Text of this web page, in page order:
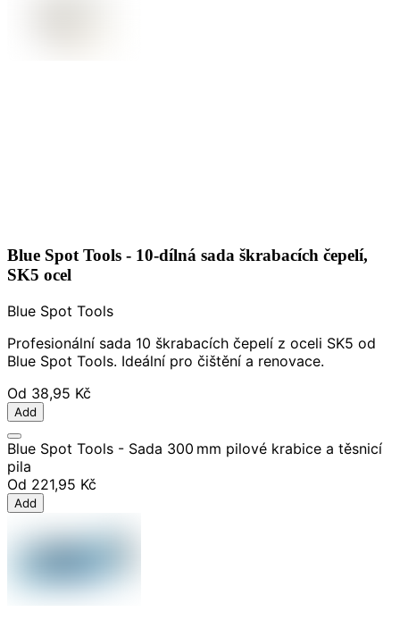
Blue Spot Tools - 10-dílná sada škrabacích čepelí,
SK5 ocel
Blue Spot Tools
Profesionální sada 10 škrabacích čepelí z oceli SK5 od
Blue Spot Tools. Ideální pro čištění a renovace.
Od 38,95 Kč
Add
Blue Spot Tools - Sada 300 mm pilové krabice a těsnicí
pila
Od 221,95 Kč
Add